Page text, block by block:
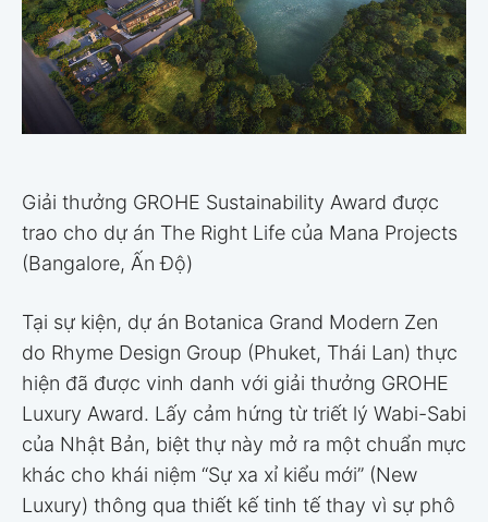
Giải thưởng GROHE Sustainability Award được
trao cho dự án The Right Life của Mana Projects
(Bangalore, Ấn Độ)
Tại sự kiện, dự án Botanica Grand Modern Zen
do Rhyme Design Group (Phuket, Thái Lan) thực
hiện đã được vinh danh với giải thưởng GROHE
Luxury Award. Lấy cảm hứng từ triết lý Wabi-Sabi
của Nhật Bản, biệt thự này mở ra một chuẩn mực
khác cho khái niệm “Sự xa xỉ kiểu mới” (New
Luxury) thông qua thiết kế tinh tế thay vì sự phô